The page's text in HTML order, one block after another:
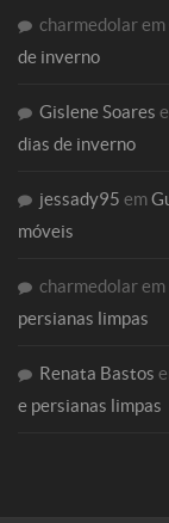
charmedolarem
de inverno
Gislene Soares
dias de inverno
jessady95 em
móveis
charmedolarem
persianas limpas
Renata Bastos
e persianas limpas